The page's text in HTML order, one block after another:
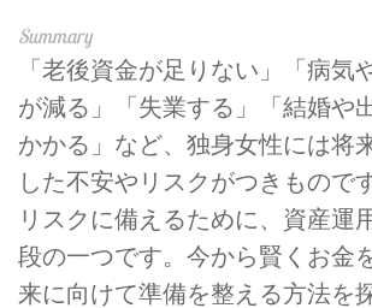
「老後資金が足りない」「病気
が減る」「失業する」「結婚や
かかる」など、独身女性には将
した不安やリスクがつきもので
リスクに備えるために、資産運
段の一つです。今から賢くお金
来に向けて準備を整える方法を